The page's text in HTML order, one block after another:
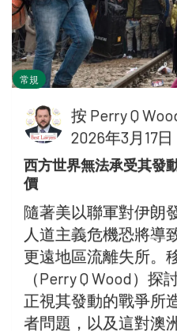
常規
按 Perry Q
2026年3月17日
西方世界無法承受其發
價
隨著美以聯軍對伊朗
人道主義危機恐將導
更遠地區流離失所。
（Perry Q Wood）
正視其發動的戰爭所
者問題，以及這對澳